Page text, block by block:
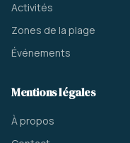
Activités
Zones de la plage
Événements
Mentions légales
À propos